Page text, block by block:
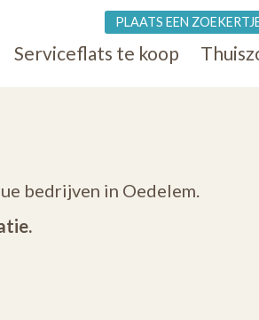
Serviceflats te koop
PLAATS EEN
bedrijven in Oedelem.